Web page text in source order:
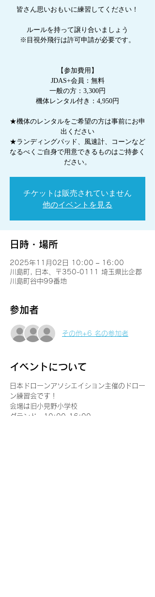
皆さん思いおもいに練習してください！
ルールを持って譲り合いましょう
※目視外飛行は許可申請が必要です。
【参加費用】
JDAS+会員：無料
一般の方：3,300円
機体レンタル付き：4,950円
★機体のレンタルをご希望の方は事前にお申
出ください
★ランディングパッド、風速計、コーンなど
なるべくご自身で用意できるものはご持参く
ださい。
チケットは販売されていません
他のイベントを見る
日時・場所
2025年11月02日 10:00 – 16:00
川島町, 日本、〒350-0111 埼玉県比企郡
川島町谷中99番地
参加者
その他+6 名の参加者
イベントについて
日本ドローンアソシエイション主催のドロー
ン練習会です！
会場は旧小見野小学校
グランド　10:00-16:00